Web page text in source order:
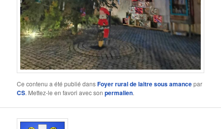
Ce contenu a été publié dansFoyer rural de laitre sous amancepar
CS. Mettez-le en favori avec sonpermalien.